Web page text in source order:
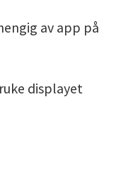
av app på
displayet